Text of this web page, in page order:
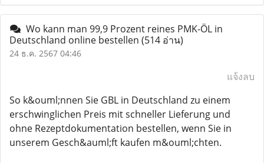
Wo kann man 99,9 Prozent reines PMK-ÖL in
Deutschland online bestellen (514 อ่าน)
24 ธ.ค. 2567 04:46
แจ้งลบ
So k&ouml;nnen Sie GBL in Deutschland zu einem
erschwinglichen Preis mit schneller Lieferung und
ohne Rezeptdokumentation bestellen, wenn Sie in
unserem Gesch&auml;ft kaufen m&ouml;chten.